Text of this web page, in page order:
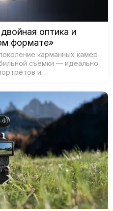
оптика и
формате»
карманных камер
съёмки — идеально
и
ш…